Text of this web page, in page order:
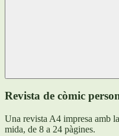
Revista de còmic
Una revista A4 impresa amb
mida, de 8 a 24 pàgines.